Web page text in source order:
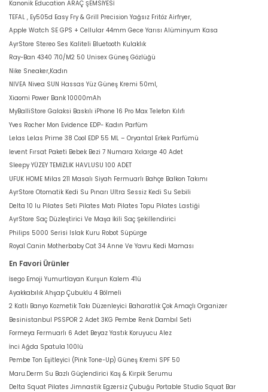
Kanonik Education ARAÇ ŞEMSİYESİ
TEFAL , Ey505d Easy Fry & Grill Precision Yağsız Fritöz Airfryer,
Apple Watch SE GPS + Cellular 44mm Gece Yarısı Alüminyum Kasa
AyrStore Stereo Ses Kaliteli Bluetooth Kulaklık
Ray-Ban 4340 710/M2 50 Unisex Güneş Gözlüğü
Nike Sneaker,Kadın
NIVEA Nivea SUN Hassas Yüz Güneş Kremi 50ml,
Xiaomi Power Bank 10000mAh
MyBalliStore Galaksi Baskılı iPhone 16 Pro Max Telefon Kılıfı
Yves Rocher Mon Evidence EDP- Kadın Parfüm
Lelas Lelas Prime 38 Cool EDP 55 ML – Oryantal Erkek Parfümü
levent Fırsat Paketi Bebek Bezi 7 Numara Xxlarge 40 Adet
Sleepy YÜZEY TEMİZLİK HAVLUSU 100 ADET
UFUK HOME Milas 211 Masalı Siyah Fermuarlı Bahçe Balkon Takımı
AyrStore Otomatik Kedi Su Pınarı Ultra Sessiz Kedi Su Sebili
Delta 10 lu Pilates Seti Pilates Matı Pilates Topu Pilates Lastiği
AyrStore Saç Düzleştirici Ve Maşa İkili Saç Şekillendirici
Philips 5000 Serisi Islak Kuru Robot Süpürge
Royal Canin Motherbaby Cat 34 Anne Ve Yavru Kedi Maması
En Favori Ürünler
İsego Emoji Yumurtlayan Kurşun Kalem 4'lü
Ayakkabılık Ahşap Çubuklu 4 Bölmeli
2 Katlı Banyo Kozmetik Takı Düzenleyici Baharatlık Çok Amaçlı Organizer
Besinistanbul PSSPOR 2 Adet 3KG Pembe Renk Dambıl Seti
Formeya Fermuarlı 6 Adet Beyaz Yastık Koruyucu Alez
İnci Ağda Spatula 100lü
Pembe Ton Eşitleyici (Pink Tone-Up) Güneş Kremi SPF 50
Maru.Derm Su Bazlı Güçlendirici Kaş & Kirpik Serumu
Delta Squat Pilates Jimnastik Egzersiz Çubuğu Portable Studio Squat Bar